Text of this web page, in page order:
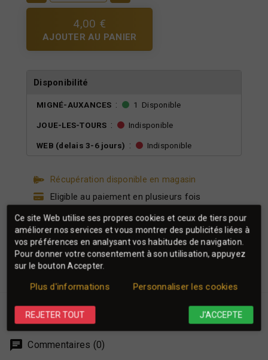
4,00 €
AJOUTER AU PANIER
Disponibilité
MIGNÉ-AUXANCES : 1 Disponible
JOUE-LES-TOURS : Indisponible
WEB (delais 3-6 jours) : Indisponible
Récupération disponible en magasin
Eligible au paiement en plusieurs fois
Paiement 100% sécurisé
Frais de port offerts dès 150€
Commentaires (0)
Ce site Web utilise ses propres cookies et ceux de tiers pour
améliorer nos services et vous montrer des publicités liées à
vos préférences en analysant vos habitudes de navigation.
Pour donner votre consentement à son utilisation, appuyez
sur le bouton Accepter.
Plus d'informations Personnaliser les cookies
REJETER TOUT J'ACCEPTE